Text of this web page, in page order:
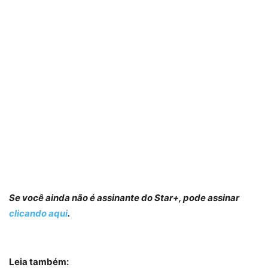
Se você ainda não é assinante do Star+, pode assinar
clicando aqui.
Leia também: